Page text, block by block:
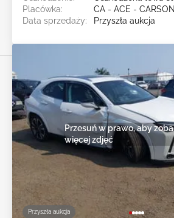
Placówka:
CA - ACE - CARSON
Data sprzedaży:
Przyszła aukcja
Przyszła aukcja
Przesuń w prawo, aby
więcej zdjęć